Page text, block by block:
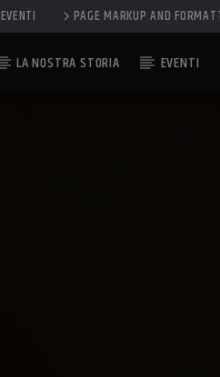
EVENTI PAGE MARKUP AND
LA NOSTRA STORIA EVENTI